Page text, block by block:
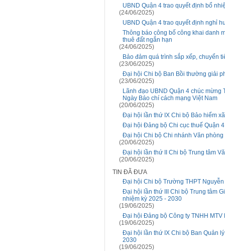
UBND Quận 4 trao quyết định bổ
(24/06/2025)
UBND Quận 4 trao quyết định nghỉ
Thông báo công bố công khai danh
thuê đất ngắn hạn
(24/06/2025)
Bảo đảm quá trình sắp xếp, chuyển
(23/06/2025)
Đại hội Chi bộ Ban Bồi thường giải
(23/06/2025)
Lãnh đạo UBND Quận 4 chúc mừng
Ngày Báo chí cách mạng Việt Nam
(20/06/2025)
Đại hội lần thứ IX Chi bộ Bảo hiểm
Đại hội Đảng bộ Chi cục thuế Quận
Đại hội Chi bộ Chi nhánh Văn
(20/06/2025)
Đại hội lần thứ II Chi bộ Trung tâm
(20/06/2025)
TIN ĐÃ ĐƯA
Đại hội Chi bộ Trường THPT
Đại hội lần thứ III Chi bộ Trung tâm
nhiệm kỳ 2025 - 2030
(19/06/2025)
Đại hội Đảng bộ Công ty TNHH MTV
(19/06/2025)
Đại hội lần thứ IX Chi bộ Ban Quản
2030
(19/06/2025)